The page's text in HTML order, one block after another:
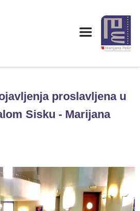
proslavljena u
Sisku - Marijana